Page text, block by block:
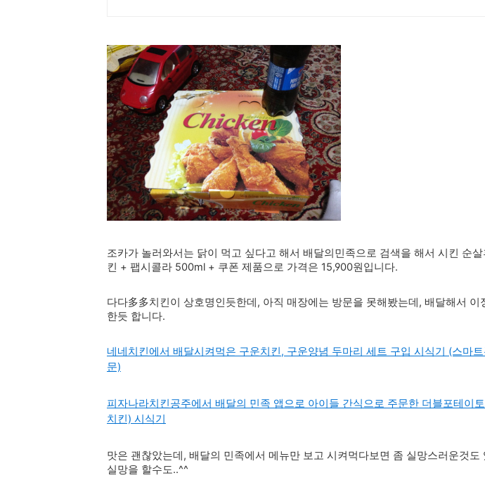
조카가 놀러와서는 닭이 먹고 싶다고 해서 배달의민족으로 검색을 해서 시킨 순
킨 + 팹시콜라 500ml + 쿠폰 제품으로 가격은 15,900원입니다.
다다多多치킨이 상호명인듯한데, 아직 매장에는 방문을 못해봤는데, 배달해서 이
한듯 합니다.
네네치킨에서 배달시켜먹은 구운치킨, 구운양념 두마리 세트 구입 시식기 (스마
문)
피자나라치킨공주에서 배달의 민족 앱으로 아이들 간식으로 주문한 더블포테이
치킨) 시식기
맛은 괜찮았는데, 배달의 민족에서 메뉴만 보고 시켜먹다보면 좀 실망스러운것도
실망을 할수도..^^